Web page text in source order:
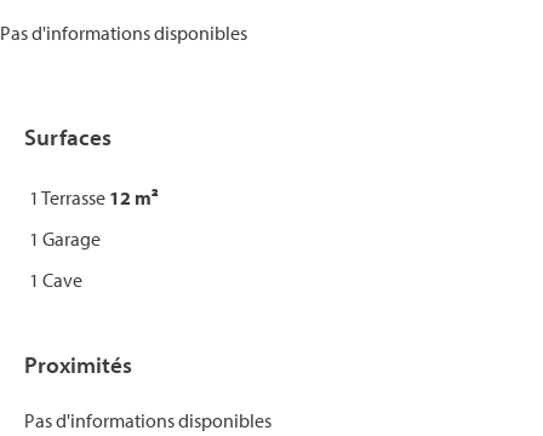
Pas d'informations disponibles
Surfaces
1 Terrasse 12 m²
1 Garage
1 Cave
Proximités
Pas d'informations disponibles